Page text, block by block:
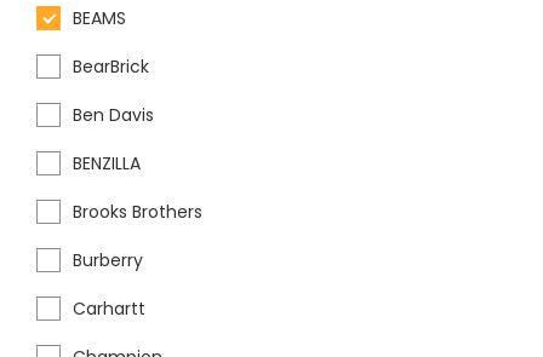
BEAMS
BearBrick
Ben Davis
BENZILLA
Brooks Brothers
Burberry
Carhartt